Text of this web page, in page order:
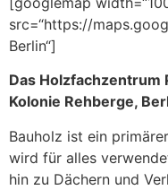
src=“https://
Berlin“]
Das Holzfachzentrum
Kolonie Rehberge,
Bauholz ist ein
wird für alles
hin zu Dächern und